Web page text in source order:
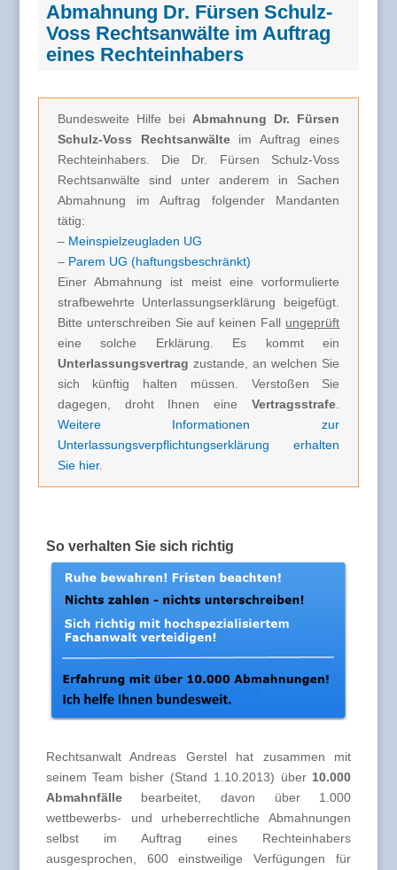
Abmahnung Dr. Fürsen Schulz-
Voss Rechtsanwälte im Auftrag
eines Rechteinhabers
Bundesweite Hilfe beiAbmahnung Dr. Fürsen
Schulz-Voss Rechtsanwälteim Auftrag eines
Rechteinhabers. Die Dr. Fürsen Schulz-Voss
Rechtsanwälte sind unter anderem in Sachen
Abmahnung im Auftrag folgender Mandanten
tätig:
– Meinspielzeugladen UG
– Parem UG (haftungsbeschränkt)
Einer Abmahnung ist meist eine vorformulierte
strafbewehrte Unterlassungserklärung beigefügt.
Bitte unterschreiben Sie auf keinen Fall ungeprüft
eine solche Erklärung. Es kommt ein
Unterlassungsvertrag zustande, an welchen Sie
sich künftig halten müssen. Verstoßen Sie
dagegen, droht Ihnen eineVertragsstrafe.
Weitere Informationen zur
Unterlassungsverpflichtungserklärung erhalten
Sie hier.
So verhalten Sie sich richtig
Rechtsanwalt Andreas Gerstel hat zusammen mit
seinem Team bisher (Stand 1.10.2013) über 10.000
Abmahnfällebearbeitet, davon über 1.000
wettbewerbs- und urheberrechtliche Abmahnungen
selbst im Auftrag eines Rechteinhabers
ausgesprochen, 600 einstweilige Verfügungen für